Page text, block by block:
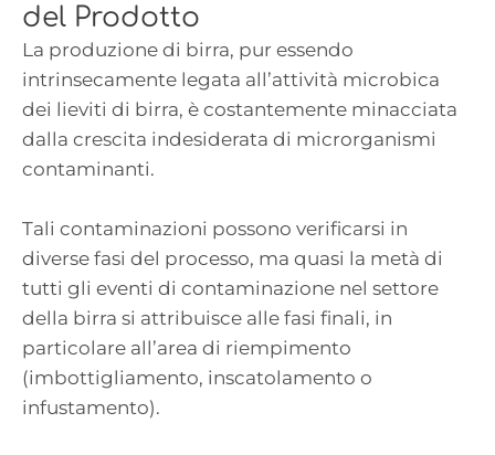
del Prodotto
La produzione di birra, pur essendo
intrinsecamente legata all’attività microbica
dei lieviti di birra, è costantemente minacciata
dalla crescita indesiderata di microrganismi
contaminanti.
Tali contaminazioni possono verificarsi in
diverse fasi del processo, ma quasi la metà di
tutti gli eventi di contaminazione nel settore
della birra si attribuisce alle fasi finali, in
particolare all’area di riempimento
(imbottigliamento, inscatolamento o
infustamento).